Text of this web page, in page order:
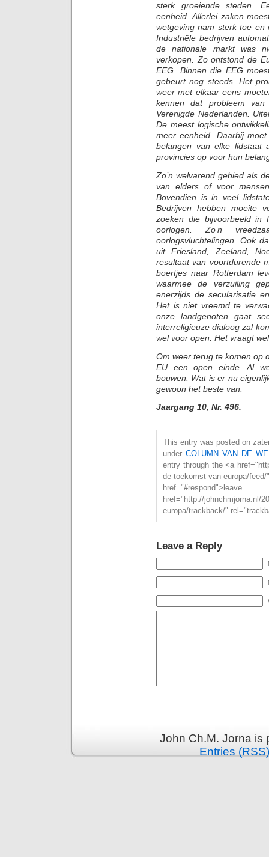
sterk groeiende steden.
eenheid. Allerlei zaken
wetgeving nam sterk toe en
Industriële bedrijven
de nationale markt was
verkopen. Zo ontstond de
EEG. Binnen die EEG
gebeurt nog steeds. Het
weer met elkaar eens
kennen dat probleem
Verenigde Nederlanden.
De meest logische
meer eenheid. Daarbij
belangen van elke lidstaat
provincies op voor hun
Zo’n welvarend gebied als
van elders of voor
Bovendien is in veel
Bedrijven hebben moeite
zoeken die bijvoorbeeld in
oorlogen. Zo’n
oorlogsvluchtelingen. Ook
uit Friesland, Zeeland,
resultaat van voortdurende
boertjes naar Rotterdam
waarmee de verzuiling
enerzijds de secularisatie
Het is niet vreemd te
onze landgenoten gaat
interreligieuze dialoog zal
wel voor open. Het vraagt
Om weer terug te komen op
EU een open einde. Al
bouwen. Wat is er nu
gewoon het beste van.
Jaargang 10, Nr. 496.
This entry was posted on
under COLUMN VAN DE
entry through the <a
de-toekomst-van-
href="http://johnchmjorna.nl/
europa/trackback/"
Leave a Reply
John Ch.M. Jorna
Entries (RSS)